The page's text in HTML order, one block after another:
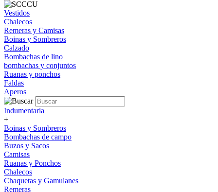
Vestidos
Chalecos
Remeras y Camisas
Boinas y Sombreros
Calzado
Bombachas de lino
bombachas y conjuntos
Ruanas y ponchos
Faldas
Aperos
Indumentaria
+
Boinas y Sombreros
Bombachas de campo
Buzos y Sacos
Camisas
Ruanas y Ponchos
Chalecos
Chaquetas y Gamulanes
Remeras